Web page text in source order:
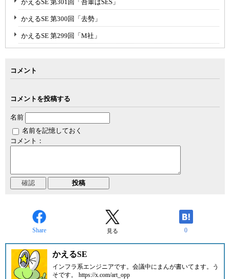
かえるSE 第301回「吾輩はSES」
かえるSE 第300回「去勢」
かえるSE 第299回「M社」
コメント
コメントを投稿する
名前
名前を記憶しておく
コメント：
Share 見る 0
かえるSE
インフラ系エンジニアです。会議中にまんが書いてます。う
そです。 https://x.com/art_opp